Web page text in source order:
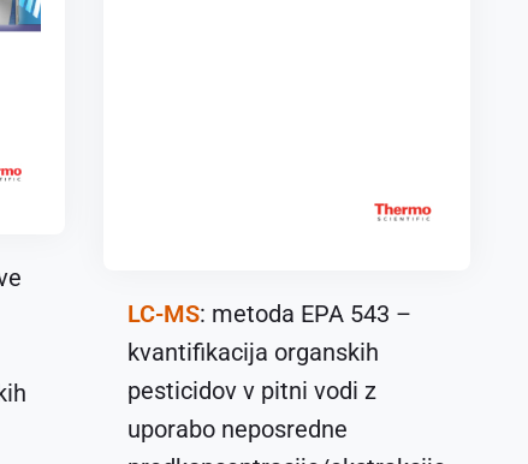
LC-MS: metoda EPA 543 –
kvantifikacija organskih
pesticidov v pitni vodi z
uporabo neposredne